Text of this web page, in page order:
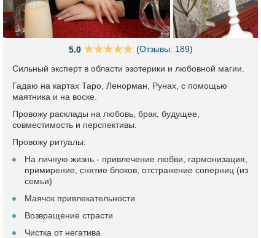
5.0 (Отзывы: 189)
Сильный эксперт в области эзотерики и любовной магии.
Гадаю на картах Таро, Ленорман, Рунах, с помощью
маятника и на воске.
Провожу расклады на любовь, брак, будущее,
совместимость и перспективы.
Провожу ритуалы:
На личную жизнь - привлечение любви, гармонизация,
примирение, снятие блоков, отстранение соперниц (из
семьи)
Маячок привлекательности
Возвращение страсти
Чистка от негатива